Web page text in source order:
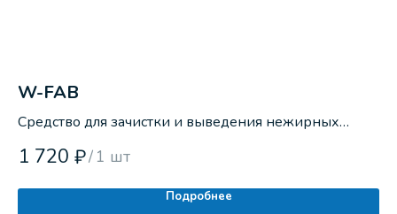
W-FAB
Средство для зачистки и выведения нежирных
1 720 ₽/ 1 шт
Подробнее